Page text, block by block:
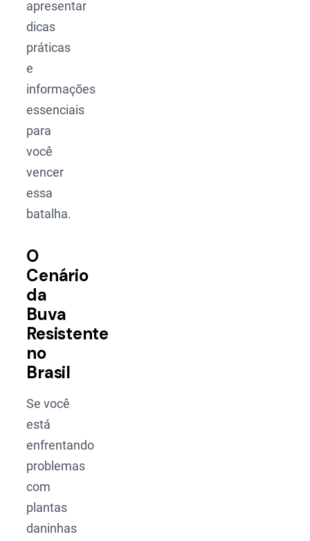
apresentar
dicas
práticas
e
informações
essenciais
para
você
vencer
essa
batalha.
O
Cenário
da
Buva
Resistente
no
Brasil
Se você
está
enfrentando
problemas
com
plantas
daninhas